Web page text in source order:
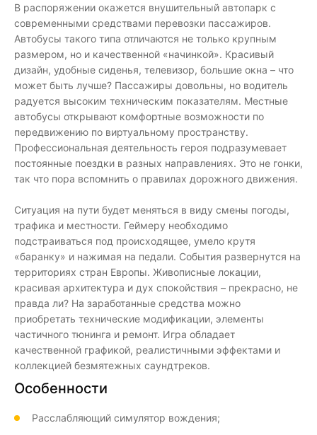
В распоряжении окажется внушительный автопарк с
современными средствами перевозки пассажиров.
Автобусы такого типа отличаются не только крупным
размером, но и качественной «начинкой». Красивый
дизайн, удобные сиденья, телевизор, большие окна – что
может быть лучше? Пассажиры довольны, но водитель
радуется высоким техническим показателям. Местные
автобусы открывают комфортные возможности по
передвижению по виртуальному пространству.
Профессиональная деятельность героя подразумевает
постоянные поездки в разных направлениях. Это не гонки,
так что пора вспомнить о правилах дорожного движения.
Ситуация на пути будет меняться в виду смены погоды,
трафика и местности. Геймеру необходимо
подстраиваться под происходящее, умело крутя
«баранку» и нажимая на педали. События развернутся на
территориях стран Европы. Живописные локации,
красивая архитектура и дух спокойствия – прекрасно, не
правда ли? На заработанные средства можно
приобретать технические модификации, элементы
частичного тюнинга и ремонт. Игра обладает
качественной графикой, реалистичными эффектами и
коллекцией безмятежных саундтреков.
Особенности
Расслабляющий симулятор вождения;